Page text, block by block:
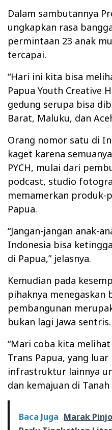
Dalam sambutannya
ungkapkan rasa
permintaan 23 anak
tercapai.
“Hari ini kita bisa
Papua Youth Creative
gedung serupa bisa
Barat, Maluku, dan
Orang nomor satu di
kaget karena
PYCH, mulai dari
podcast, studio
memamerkan produk-
Papua.
“Jangan-jangan anak-
Indonesia bisa
di Papua,” jelasnya.
Kemudian pada
pihaknya menegaskan
pembangunan
bukan lagi Jawa sentris.
“Mari coba kita
Trans Papua, yang
infrastruktur lainnya
dan kemajuan di Tanah
Baca Juga Marak